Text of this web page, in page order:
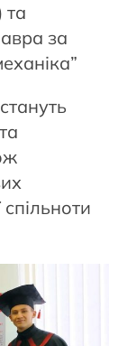
та
за